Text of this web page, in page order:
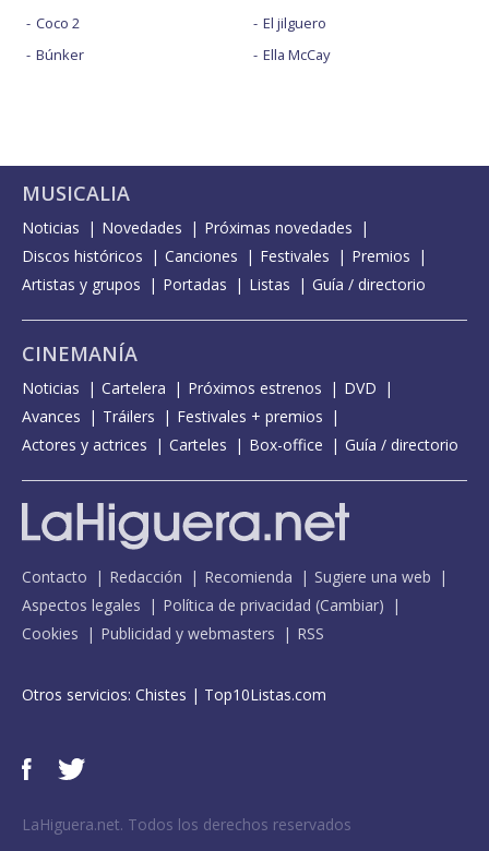
Coco 2
Búnker
El jilguero
Ella McCay
MUSICALIA
Noticias Novedades
Próximas novedades
Discos históricos
Canciones Festivales
Premios
Artistas y grupos
Portadas Listas Guía / directorio
CINEMANÍA
Noticias Cartelera Próximos estrenos
DVD
Avances
Tráilers
Festivales + premios
Actores y actrices
Carteles Box-office Guía / directorio
Contacto Redacción Recomienda
Sugiere una web
Aspectos legales
Política de privacidad (Cambiar)
Cookies
Publicidad y webmasters RSS
Otros servicios: Chistes | Top10Listas.com
LaHiguera.net. Todos los derechos reservados